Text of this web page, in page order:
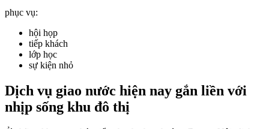
phục vụ:
hội họp
tiếp khách
lớp học
sự kiện nhỏ
Dịch vụ giao nước hiện nay gắn liền với
nhịp sống khu đô thị